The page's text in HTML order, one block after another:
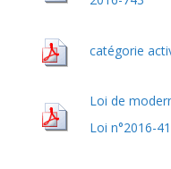
catégorie
Loi de
Loi n°2016-41